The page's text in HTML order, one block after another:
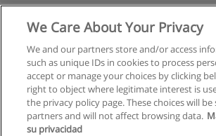
We Care About Your Privacy
We and our partners store and/or access
such as unique IDs in cookies to process
accept or manage your choices by clicking
right to object where legitimate interest is
the privacy policy page. These choices will
partners and will not affect browsing data.
su privacidad